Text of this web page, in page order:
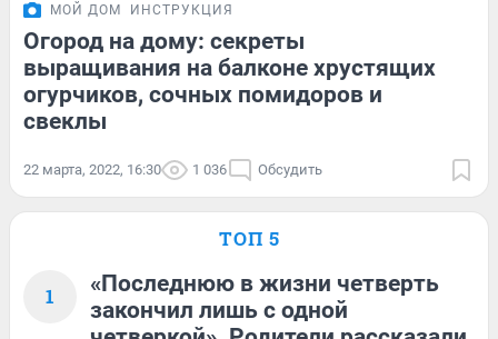
МОЙ ДОМ ИНСТРУКЦИЯ
Огород на дому: секреты
выращивания на балконе хрустящих
огурчиков, сочных помидоров и
свеклы
22 марта, 2022, 16:30 1 036 Обсудить
ТОП 5
1
«Последнюю в жизни четверть
закончил лишь с одной